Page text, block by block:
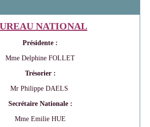
NATIONAL
Présidente :
Mme Delphine FOLLET
Trésorier :
Mr Philippe DAELS
Secrétaire Nationale :
Mme Emilie HUE